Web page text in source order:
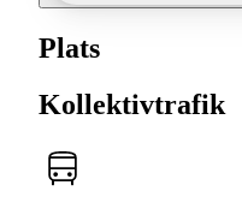
Plats
Kollektivtrafik